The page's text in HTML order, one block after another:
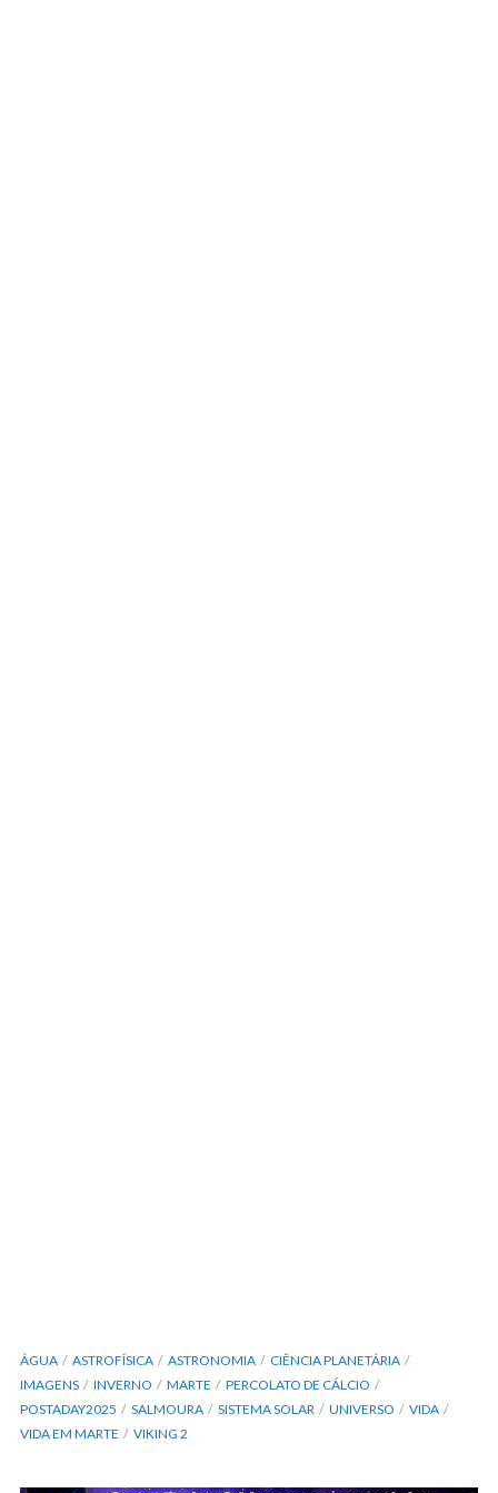
ÁGUA ASTROFÍSICA ASTRONOMIA
CIÊNCIA PLANETÁRIA
IMAGENS
INVERNO MARTE
PERCOLATO DE CÁLCIO
POSTADAY2025
SALMOURA SISTEMA SOLAR UNIVERSO
VIDA
VIDA EM MARTE
VIKING 2